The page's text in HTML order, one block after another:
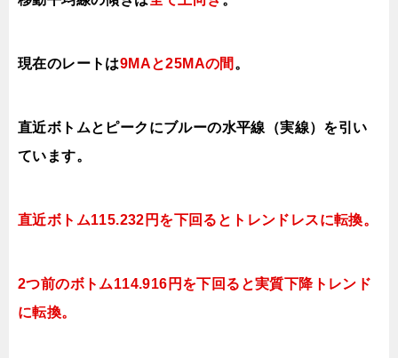
現在のレートは9MAと25MAの間 。
直近ボトムとピークにブルーの水平線（実線）を引い
ています。
直近ボトム115.232円を下回ると トレンドレスに転換。
2つ前のボトム114.916円を下回ると実質下降トレンド
に転換。